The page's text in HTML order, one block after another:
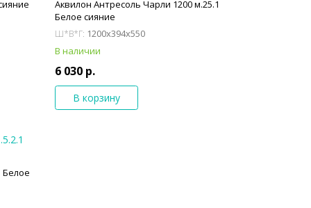
Аквилон Антресоль Чарли 1200 м.25.1
Белое сияние
Ш*В*Г: 1200x394x550
В наличии
6 030 р.
В корзину
Белое